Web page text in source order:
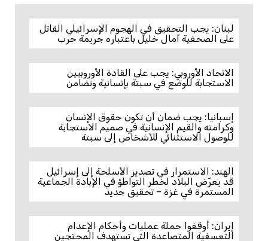
لبنان: يجب التحقيق في الهجوم الإسرائيلي القاتل
على الصحفية آمال خليل باعتباره جريمة حرب
الاتحاد الأوروبي: يجب على القادة الأوروبيين
الاستجابة للوضع في سبتة بإنسانية وتضامن
إسبانيا: يجب ضمان أن تكون حقوق الإنسان
وكرامته والقيم الإنسانية في صميم الاستجابة
للوصول الاستثنائي للأشخاص إلى سبتة
الهند: الاستمرار في تصدير الأسلحة إلى إسرائيل
قد يعرّض البلاد لخطر التواطؤ في الإبادة الجماعية
المستمرة في غزة – تحقيق جديد
إيران: أوقفوا حملة عمليات وأحكام الإعدام
التعسفية المتصاعدة التي تستهدف المحتجين